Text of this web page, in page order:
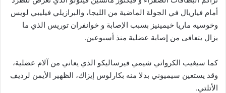
أمام فياريال في الجولة الماضية من الليجا، والبرازيلي فيليبي لويس
وخوسيه ماريا خيمينيز بسبب الإصابة و خوانفران توريس الذي ما
يزال يتعافى من إصابة عضلية منذ أسبوعين.
كما سيغيب الكرواتي شيمي فيرساليكو الذي يعاني من آلام عضلية،
وقد يستعين سيميوني بدلا منه بكارلوس إيزاك، الظهير الأيمن لرديف
الأتلتي.